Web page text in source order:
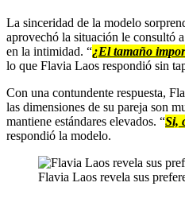
La sinceridad de la modelo
aprovechó la situación le consultó
en la intimidad. “¿El tamaño
lo que Flavia Laos respondió sin
Con una contundente respuesta,
las dimensiones de su pareja son
mantiene estándares elevados. “Si,
respondió la modelo.
Flavia Laos revela sus